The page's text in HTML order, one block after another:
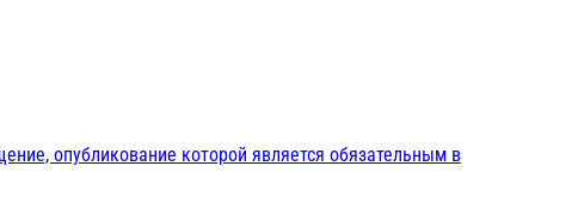
опубликование которой является обязательным в